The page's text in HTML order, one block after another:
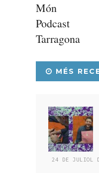
Món
Podcast
Tarragona
MÉS
24 DE JULIOL